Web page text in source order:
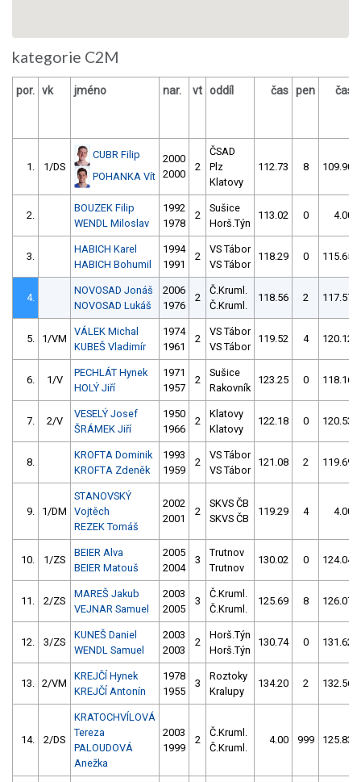
kategorie C2M
por. vk jméno nar. vt oddíl čas pen čas
1. 1/DS
CUBR Filip
POHANKA Vít
2000
2000
2
ČSAD
Plz
Klatovy
112.73 8 109.90
2.
BOUZEK Filip
WENDL Miloslav
1992
1978
2
Sušice
Horš.Týn
113.02 0 4.00
3.
HABICH Karel
HABICH Bohumil
1994
1991
2
VS Tábor
VS Tábor
118.29 0 115.65
4.
NOVOSAD Jonáš
NOVOSAD Lukáš
2006
1976
2
Č.Kruml.
Č.Kruml.
118.56 2 117.57
5. 1/VM
VÁLEK Michal
KUBEŠ Vladimír
1974
1961
2
VS Tábor
VS Tábor
119.52 4 120.12
6. 1/V
PECHLÁT Hynek
HOLÝ Jiří
1971
1957
2
Sušice
Rakovník
123.25 0 118.16
7. 2/V
VESELÝ Josef
ŠRÁMEK Jiří
1950
1966
2
Klatovy
Klatovy
122.18 0 120.53
8.
KROFTA Dominik
KROFTA Zdeněk
1993
1959
2
VS Tábor
VS Tábor
121.08 2 119.69
9. 1/DM
STANOVSKÝ
Vojtěch
REZEK Tomáš
2002
2001
2
SKVS ČB
SKVS ČB
119.29 4 4.00
10. 1/ZS
BEIER Alva
BEIER Matouš
2005
2004
3
Trutnov
Trutnov
130.02 0 124.04
11. 2/ZS
MAREŠ Jakub
VEJNAR Samuel
2003
2005
3
Č.Kruml.
Č.Kruml.
125.69 8 126.07
12. 3/ZS
KUNEŠ Daniel
WENDL Samuel
2003
2003
2
Horš.Týn
Horš.Týn
130.74 0 131.62
13. 2/VM
KREJČÍ Hynek
KREJČÍ Antonín
1978
1955
3
Roztoky
Kralupy
134.20 2 132.56
14. 2/DS
KRATOCHVÍLOVÁ
Tereza
PALOUDOVÁ
Anežka
2003
1999
2
Č.Kruml.
Č.Kruml.
4.00 999 125.83